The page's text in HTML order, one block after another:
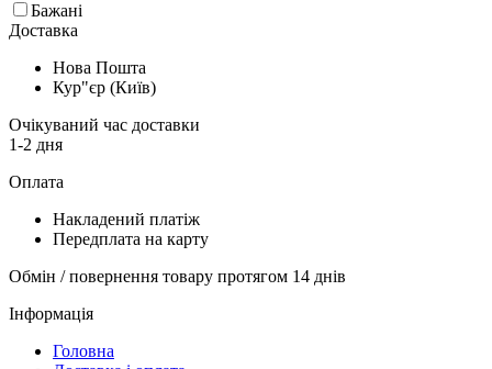
Бажані
Доставка
Нова Пошта
Кур"єр (Київ)
Очікуваний час доставки
1-2 дня
Оплата
Накладений платіж
Передплата на карту
Обмін / повернення товару протягом 14 днів
Інформація
Головна